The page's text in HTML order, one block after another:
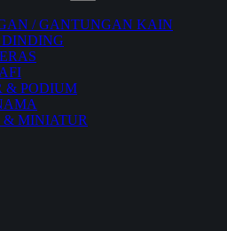
/ GANTUNGAN KAIN
& PODIUM
& MINIATUR